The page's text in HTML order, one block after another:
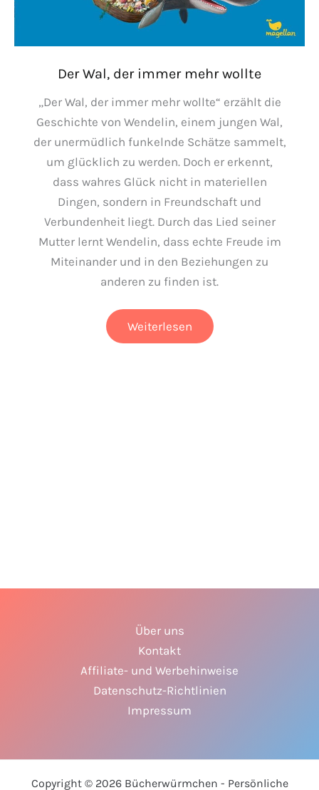
Der Wal, der immer mehr wollte
„Der Wal, der immer mehr wollte“ erzählt die
Geschichte von Wendelin, einem jungen Wal,
der unermüdlich funkelnde Schätze sammelt,
um glücklich zu werden. Doch er erkennt,
dass wahres Glück nicht in materiellen
Dingen, sondern in Freundschaft und
Verbundenheit liegt. Durch das Lied seiner
Mutter lernt Wendelin, dass echte Freude im
Miteinander und in den Beziehungen zu
anderen zu finden ist.
Der
Wal,
Weiterlesen
Über uns
Kontakt
Affiliate- und Werbehinweise
Datenschutz-Richtlinien
Impressum
Copyright © 2026 Bücherwürmchen - Persönliche